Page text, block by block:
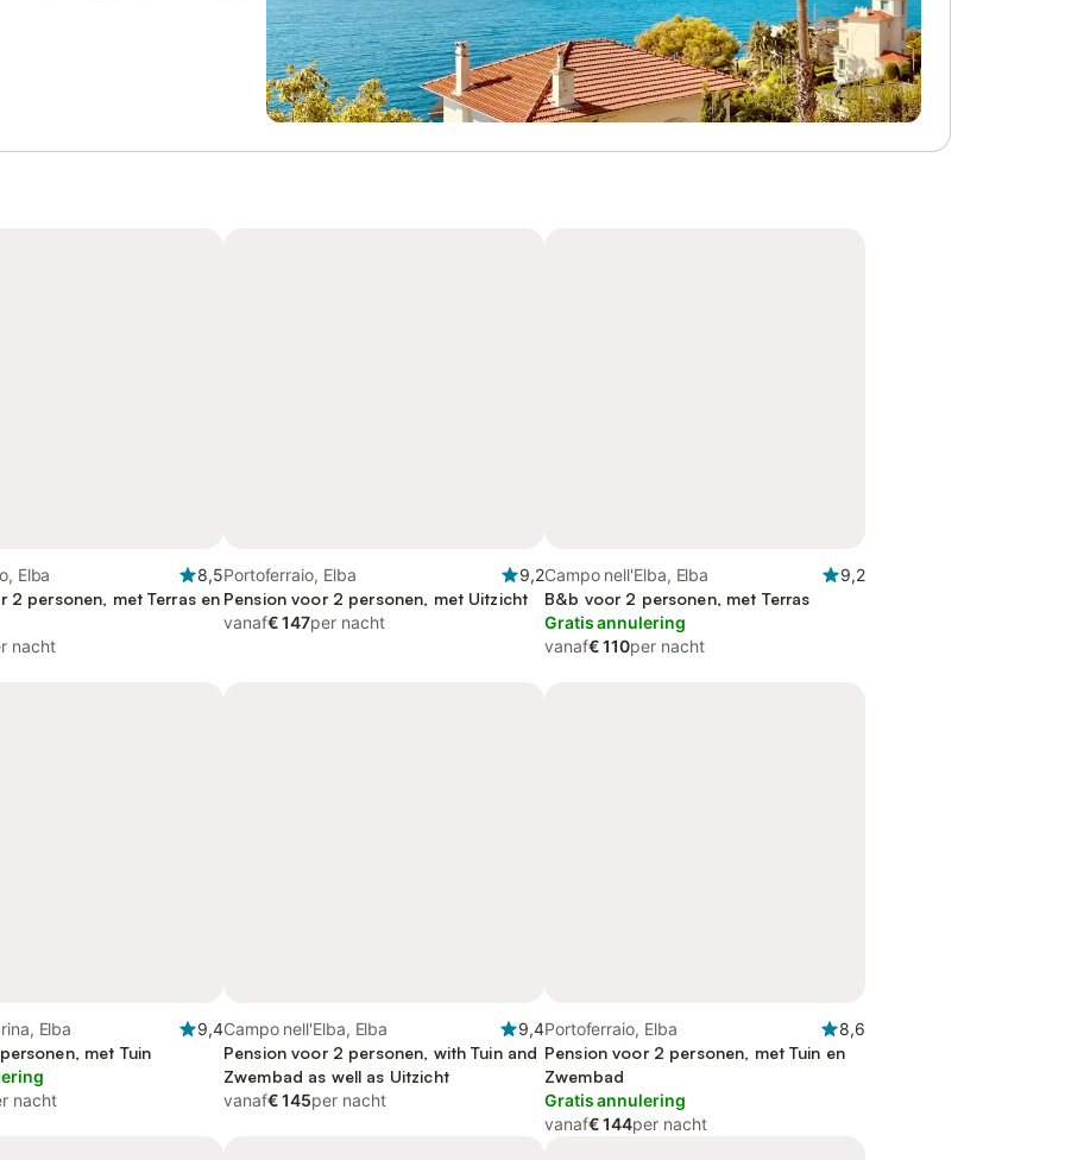
Elba
8,5
2 personen, met Terras en
nacht
Portoferraio, Elba
9,2
Pension voor 2 personen, met Uitzicht
vanaf€ 147per nacht
Campo nell'Elba, Elba
9,2
B&b voor 2 personen, met Terras
Gratis annulering
vanaf€ 110per nacht
Elba
9,4
met Tuin
nacht
Campo nell'Elba, Elba
9,4
Pension voor 2 personen, with Tuin and
Zwembad as well as Uitzicht
vanaf€ 145per nacht
Portoferraio, Elba
8,6
Pension voor 2 personen, met Tuin en
Zwembad
Gratis annulering
vanaf€ 144per nacht